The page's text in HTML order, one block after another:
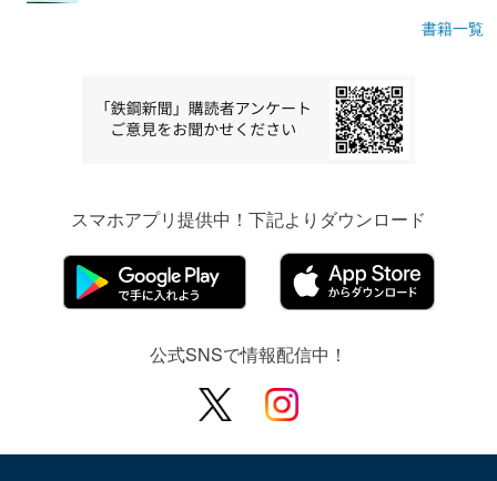
書籍一覧
スマホアプリ提供中！下記よりダウンロード
公式SNSで情報配信中！